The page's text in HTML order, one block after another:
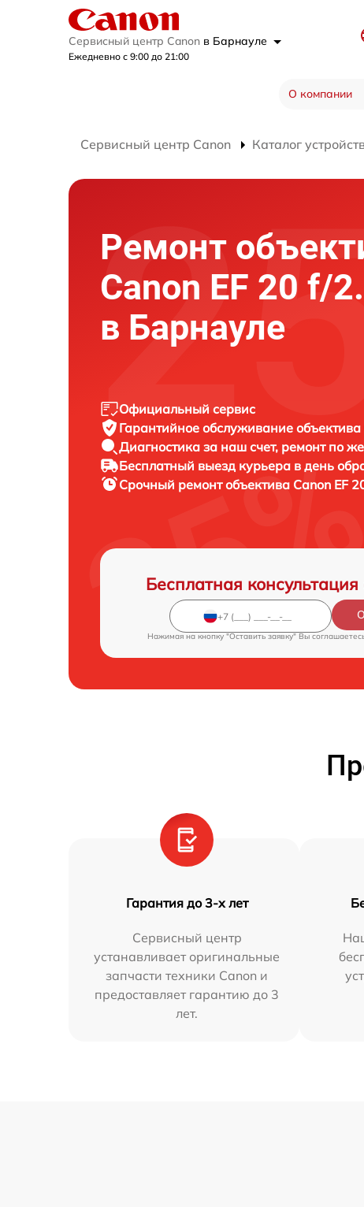
Сервисный центр Canon в Барнауле
Ежедневно с 9:00 до 21:00
О компании
Сервисный центр Canon Каталог
Ремонт
Canon EF 20 f/
в Барнауле
Официальный сервис
Гарантийное обслуживание
Диагностика за наш счет, ремонт по
Бесплатный выезд курьера в день
Срочный ремонтобъектива Canon EF
Бесплатная
Нажимая на кнопку "Оставить заявку" Вы
Гарантия до 3-х лет
Сервисный центр
устанавливает оригинальные
запчасти техники Canon и
предоставляет гарантию до 3
лет.